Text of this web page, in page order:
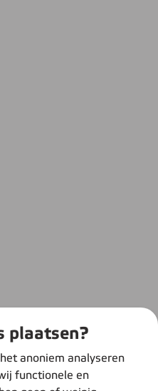
plaatsen?
anoniem analyseren
functionele en